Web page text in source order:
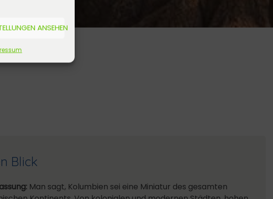
ANSEHEN
Blick
Man sagt, Kolumbien sei eine Miniatur des gesamten